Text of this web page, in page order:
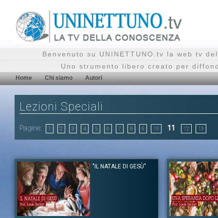
Benvenuto su UNINETTUNO.tv la web tv
Uno strumento libero creato per
Home Chi siamo Autori
Lezioni Speciali
Pagine: 1 2 3 4 5 6 7 8 9 10 11 12 13
"IL NATALE DI GESÙ"